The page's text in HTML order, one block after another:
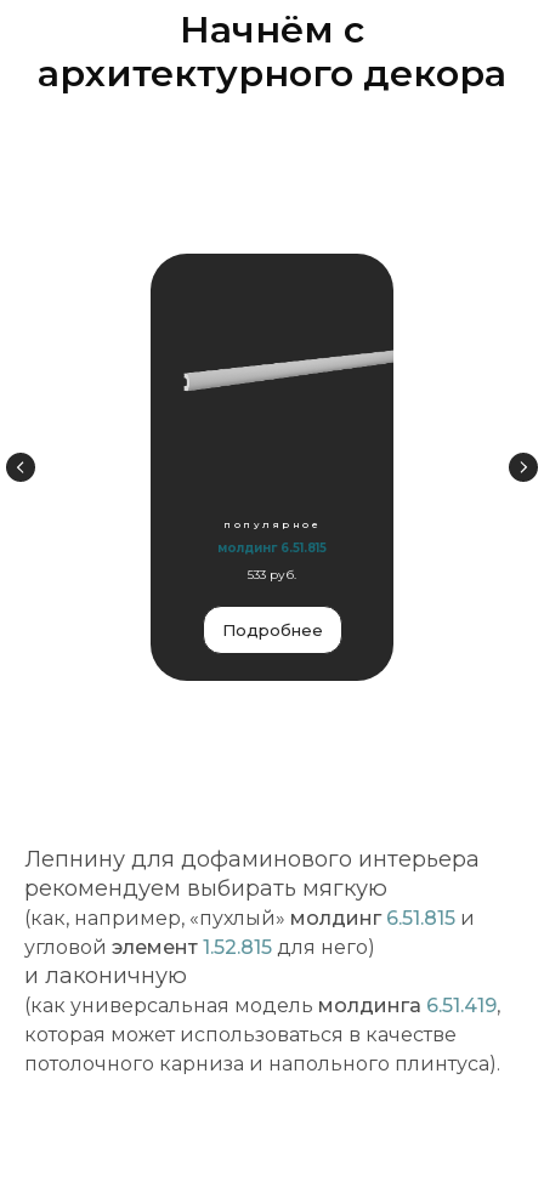
Начнём с
архитектурного декора
популярное
молдинг 6.51.815
533 руб.
Подробнее
Лепнину для дофаминового интерьера
рекомендуем выбирать мягкую
(как, например, «пухлый» молдинг 6.51.815 и
угловой элемент 1.52.815 для него)
и лаконичную
(как универсальная модель молдинга 6.51.419,
которая может использоваться в качестве
потолочного карниза и напольного плинтуса).